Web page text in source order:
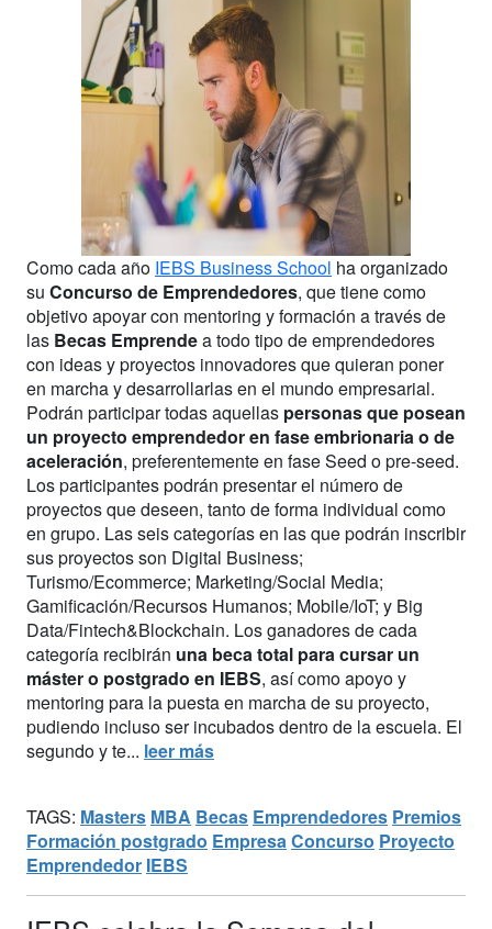
Como cada año IEBS Business School ha organizado
su Concurso de Emprendedores, que tiene como
objetivo apoyar con mentoring y formación a través de
las Becas Emprendea todo tipo de emprendedores
con ideas y proyectos innovadores que quieran poner
en marcha y desarrollarlas en el mundo empresarial.
Podrán participar todas aquellas personas que posean
un proyecto emprendedor en fase embrionaria o de
aceleración, preferentemente en fase Seed o pre-seed.
Los participantes podrán presentar el número de
proyectos que deseen, tanto de forma individual como
en grupo. Las seis categorías en las que podrán inscribir
sus proyectos son Digital Business;
Turismo/Ecommerce; Marketing/Social Media;
Gamificación/Recursos Humanos; Mobile/IoT; y Big
Data/Fintech&Blockchain. Los ganadores de cada
categoría recibirán una beca total para cursar un
máster o postgrado en IEBS, así como apoyo y
mentoring para la puesta en marcha de su proyecto,
pudiendo incluso ser incubados dentro de la escuela. El
segundo y te... leer más
TAGS: Masters MBA Becas Emprendedores Premios
Formación postgrado Empresa Concurso Proyecto
Emprendedor IEBS